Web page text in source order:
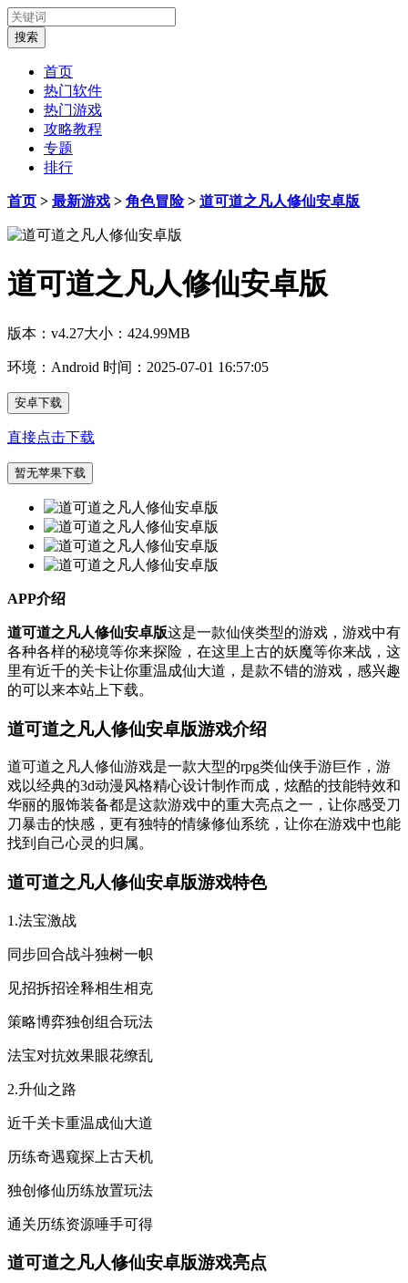
首页
热门软件
热门游戏
攻略教程
专题
排行
首页 > 最新游戏 > 角色冒险> 道可道之凡人修仙安卓版
道可道之凡人修仙安卓版
版本：v4.27大小：424.99MB
环境：Android 时间：2025-07-01 16:57:05
安卓下载
直接点击下载
暂无苹果下载
APP介绍
道可道之凡人修仙安卓版这是一款仙侠类型的游戏，游戏中有
各种各样的秘境等你来探险，在这里上古的妖魔等你来战，这
里有近千的关卡让你重温成仙大道，是款不错的游戏，感兴趣
的可以来本站上下载。
道可道之凡人修仙安卓版游戏介绍
道可道之凡人修仙游戏是一款大型的rpg类仙侠手游巨作，游
戏以经典的3d动漫风格精心设计制作而成，炫酷的技能特效和
华丽的服饰装备都是这款游戏中的重大亮点之一，让你感受刀
刀暴击的快感，更有独特的情缘修仙系统，让你在游戏中也能
找到自己心灵的归属。
道可道之凡人修仙安卓版游戏特色
1.法宝激战
同步回合战斗独树一帜
见招拆招诠释相生相克
策略博弈独创组合玩法
法宝对抗效果眼花缭乱
2.升仙之路
近千关卡重温成仙大道
历练奇遇窥探上古天机
独创修仙历练放置玩法
通关历练资源唾手可得
道可道之凡人修仙安卓版游戏亮点